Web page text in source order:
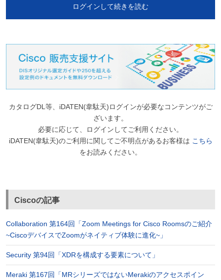
ログインして続きを読む
カタログDL等、iDATEN(韋駄天)ログインが必要なコンテンツがご
ざいます。
必要に応じて、ログインしてご利用ください。
iDATEN(韋駄天)のご利用に関してご不明点があるお客様は こちら
をお読みください。
Ciscoの記事
Collaboration 第164回「Zoom Meetings for Cisco Roomsのご紹介
~CiscoデバイスでZoomがネイティブ体験に進化~」
Security 第94回「XDRを構成する要素について」
Meraki 第167回「MRシリーズではないMerakiのアクセスポイン